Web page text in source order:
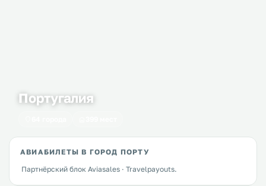
Португалия
АВИАБИЛЕТЫ В ГОРОД ПОРТУ
Партнёрский блок Aviasales · Travelpayouts.